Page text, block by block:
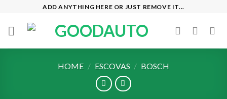
content
ADD ANYTHING HERE OR JUST REMOVE IT...
HOME / ESCOVAS / BOSCH